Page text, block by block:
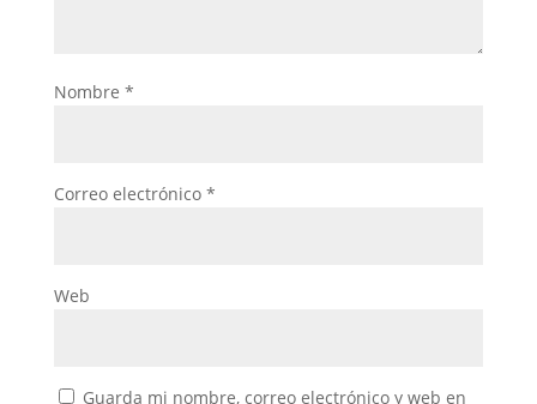
Nombre *
Correo electrónico *
Web
Guarda mi nombre, correo electrónico y web en